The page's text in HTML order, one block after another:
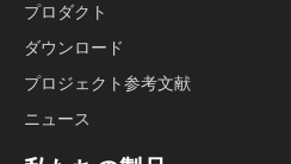
プロダクト
ダウンロード
プロジェクト参考文献
ニュース